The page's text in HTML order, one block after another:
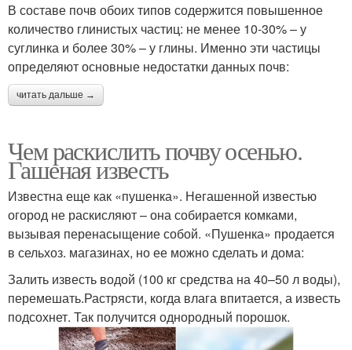
В составе почв обоих типов содержится повышенное
количество глинистых частиц: не менее 10-30% – у
суглинка и более 30% – у глины. Именно эти частицы
определяют основные недостатки данных почв:
читать дальше →
Чем раскислить почву осенью.
Гашеная известь
Известна еще как «пушенка». Негашенной известью
огород не раскисляют – она собирается комками,
вызывая перенасыщение собой. «Пушенка» продается
в сельхоз. магазинах, но ее можно сделать и дома:
Залить известь водой (100 кг средства на 40–50 л воды),
перемешать.Растрясти, когда влага впитается, а известь
подсохнет. Так получится однородный порошок.